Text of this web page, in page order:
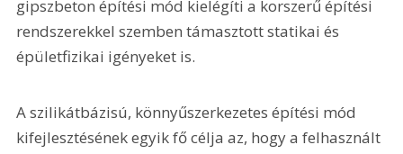
gipszbeton építési mód kielégíti a korszerű építési
rendszerekkel szemben támasztott statikai és
épületfizikai igényeket is.
A szilikátbázisú, könnyűszerkezetes építési mód
kifejlesztésének egyik fő célja az, hogy a felhasznált